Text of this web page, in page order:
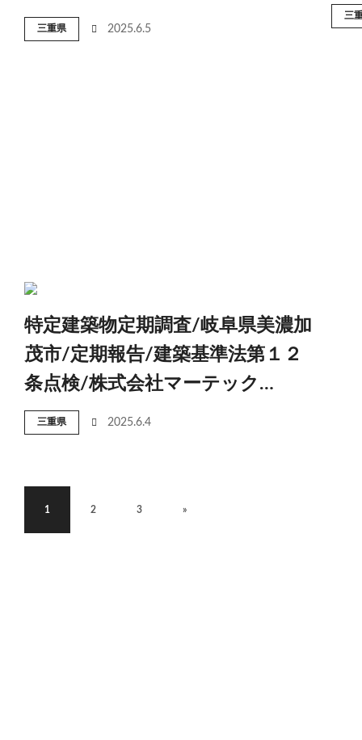
三重県 2025.6.5
三
特定建築物定期調査/岐阜県美濃加
茂市/定期報告/建築基準法第１２
条点検/株式会社マーテック…
三重県 2025.6.4
1 2 3 »